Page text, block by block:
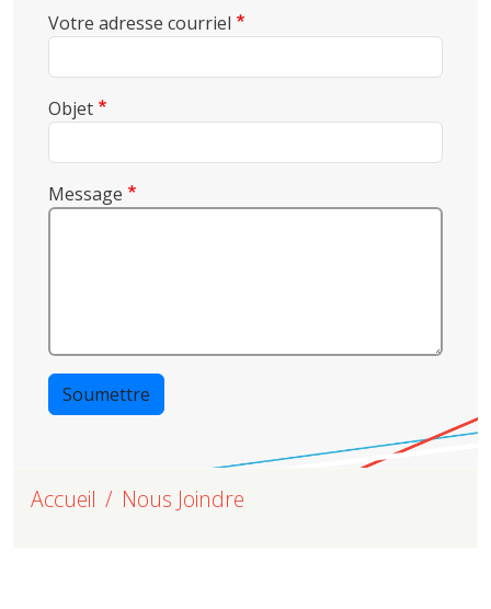
Votre adresse courriel
Objet
Message
Soumettre
Accueil Nous Joindre